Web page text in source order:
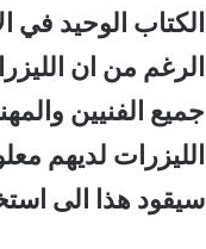
الكتاب الوحيد في
الرغم من ان
جميع الفنيين
الليزرات لديهم
سيقود هذا الى